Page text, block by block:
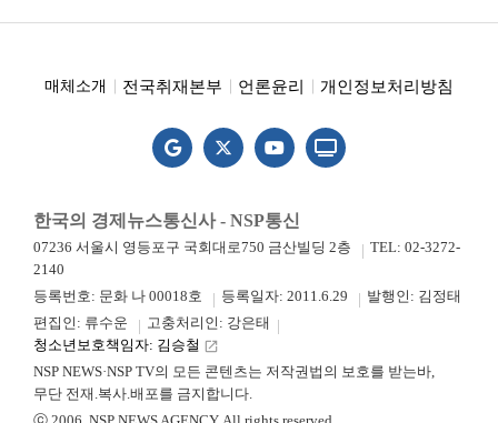
매체소개 전국취재본부 언론윤리 개인정보처리방침
한국의 경제뉴스통신사 - NSP통신
07236 서울시 영등포구 국회대로750 금산빌딩 2층
TEL: 02-3272-
2140
등록번호: 문화 나 00018호
등록일자: 2011.6.29
발행인: 김정태
편집인: 류수운
고충처리인: 강은태
청소년보호책임자: 김승철 launch
NSP NEWS·NSP TV의 모든 콘텐츠는 저작권법의 보호를 받는바,
무단 전재.복사.배포를 금지합니다.